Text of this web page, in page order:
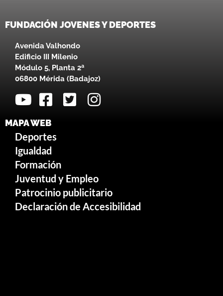
FUNDACIÓN JOVENES Y DEPORTES
Avenida Valhondo
Edificio III Milenio
Módulo 5, Planta 2ª
06800 Mérida (Badajoz)
MAPA WEB
Deportes
Igualdad
Formación
Juventud y Empleo
Patrocinio publicitario
Declaración de Accesibilidad